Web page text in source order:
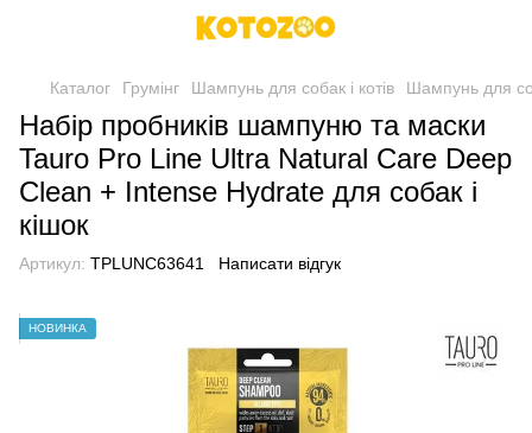
Каталог Грумінг Шампунь для собак і котів Шампунь для
Набір пробників шампуню та маски
Tauro Pro Line Ultra Natural Care Deep
Clean + Intense Hydrate для собак і
кішок
Артикул: TPLUNC63641 Написати відгук
НОВИНКА